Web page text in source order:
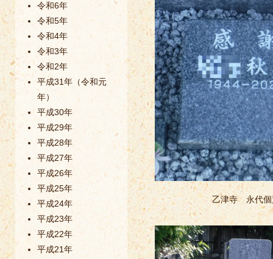
令和6年
令和5年
令和4年
令和3年
令和2年
平成31年（令和元
年）
平成30年
平成29年
平成28年
平成27年
平成26年
平成25年
平成24年
平成23年
平成22年
平成21年
乙津寺 永代個